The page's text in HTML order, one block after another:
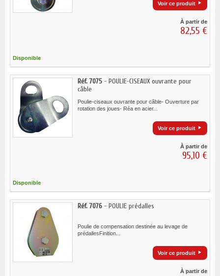
Voir ce produit
À partir de
82,55 €
Disponible
Réf. 7075 - POULIE-CISEAUX ouvrante pour
câble
Poulie-ciseaux ouvrante pour câble- Ouverture par
rotation des joues- Réa en acier...
Voir ce produit
À partir de
95,10 €
Disponible
Réf. 7076 - POULIE prédalles
Poulie de compensation destinée au levage de
prédallesFinition...
Voir ce produit
À partir de